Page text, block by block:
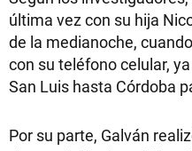
última vez con su hija
de la medianoche,
con su teléfono celular,
San Luis hasta Córdoba
Por su parte, Galván